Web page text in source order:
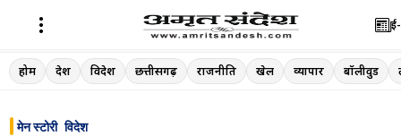
Skip
to
होम देश विदेश छत्तीसगढ़ राजनीति खेल व्यापार बॉलीवुड
मेन स्टोरी विदेश